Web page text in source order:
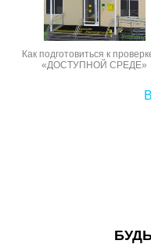
Как подготовиться к
«ДОСТУПНОЙ СРЕДЕ»